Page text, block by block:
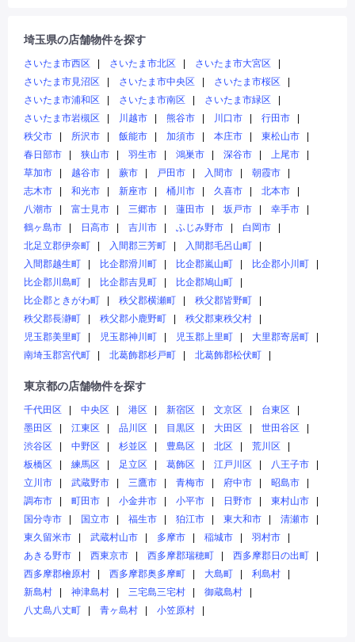
埼玉県の店舗物件を探す
さいたま市西区 さいたま市北区
さいたま市大宮区
さいたま市見沼区
さいたま市中央区
さいたま市桜区
さいたま市浦和区
さいたま市南区
さいたま市緑区
さいたま市岩槻区
川越市 熊谷市 川口市
行田市
秩父市
所沢市 飯能市 加須市 本庄市
東松山市
春日部市
狭山市 羽生市 鴻巣市 深谷市
上尾市
草加市
越谷市 蕨市 戸田市 入間市
朝霞市
志木市
和光市 新座市 桶川市 久喜市
北本市
八潮市
富士見市 三郷市 蓮田市 坂戸市
幸手市
鶴ヶ島市
日高市 吉川市 ふじみ野市
白岡市
北足立郡伊奈町
入間郡三芳町
入間郡毛呂山町
入間郡越生町
比企郡滑川町 比企郡嵐山町
比企郡小川町
比企郡川島町
比企郡吉見町
比企郡鳩山町
比企郡ときがわ町
秩父郡横瀬町
秩父郡皆野町
秩父郡長瀞町
秩父郡小鹿野町
秩父郡東秩父村
児玉郡美里町
児玉郡神川町 児玉郡上里町
大里郡寄居町
南埼玉郡宮代町
北葛飾郡杉戸町 北葛飾郡松伏町
東京都の店舗物件を探す
千代田区 中央区 港区 新宿区 文京区
台東区
墨田区
江東区 品川区 目黒区 大田区
世田谷区
渋谷区
中野区 杉並区 豊島区 北区
荒川区
板橋区
練馬区 足立区 葛飾区 江戸川区
八王子市
立川市
武蔵野市 三鷹市 青梅市 府中市
昭島市
調布市
町田市 小金井市 小平市 日野市
東村山市
国分寺市
国立市 福生市 狛江市 東大和市
清瀬市
東久留米市
武蔵村山市 多摩市 稲城市
羽村市
あきる野市
西東京市 西多摩郡瑞穂町
西多摩郡日の出町
西多摩郡檜原村
西多摩郡奥多摩町 大島町
利島村
新島村
神津島村 三宅島三宅村
御蔵島村
八丈島八丈町
青ヶ島村 小笠原村